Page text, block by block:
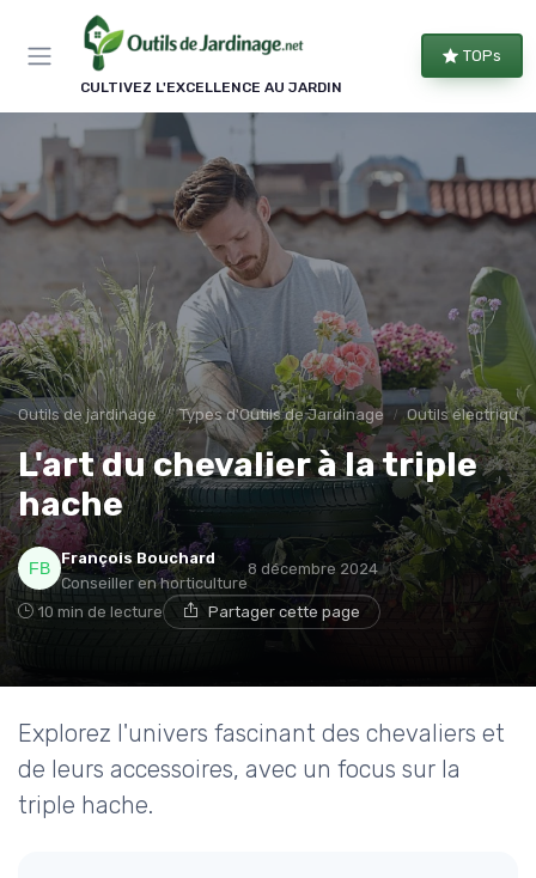
CULTIVEZ L'EXCELLENCE AU JARDIN
TOPs
Outils de jardinage Types d'Outils de Jardinage Outils électriques
L'art du chevalier à la triple
hache
François Bouchard
Conseiller en horticulture
8 décembre 2024
10 min de lecture Partager cette page
Explorez l'univers fascinant des chevaliers et
de leurs accessoires, avec un focus sur la
triple hache.
Panneau de gestion des cookies